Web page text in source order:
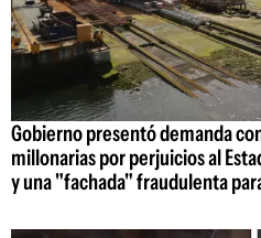
Gobierno presentó demanda
millonarias por perjuicios al
y una "fachada" fraudulenta